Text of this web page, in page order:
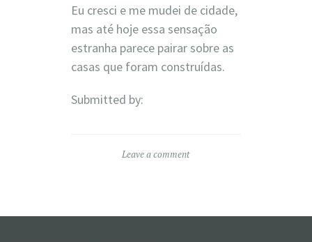
Eu cresci e me mudei de cidade,
mas até hoje essa sensação
estranha parece pairar sobre as
casas que foram construídas.
Submitted by:
Leave a comment